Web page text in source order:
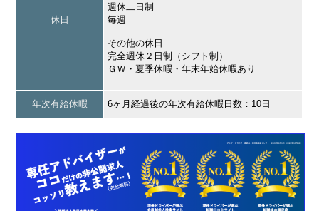
休日
週休二日制
毎週
その他の休日
完全週休２日制（シフト制）
ＧＷ・夏季休暇・年末年始休暇あり
年次有給休暇 6ヶ月経過後の年次有給休暇日数：10日